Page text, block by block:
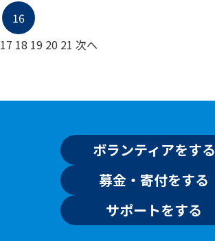
16
17 18 19 20 21 次へ
ボランティアをする
募金・寄付をする
サポートをする